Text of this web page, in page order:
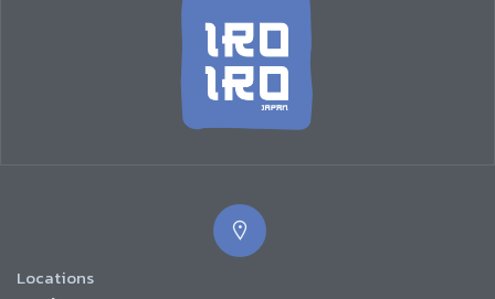
Locations